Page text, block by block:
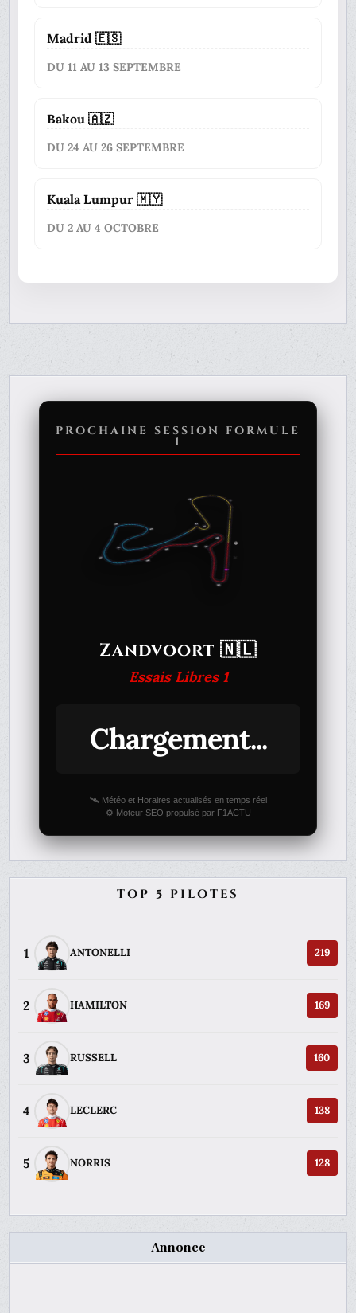
Madrid 🇪🇸
DU 11 AU 13 SEPTEMBRE
Bakou 🇦🇿
DU 24 AU 26 SEPTEMBRE
Kuala Lumpur 🇲🇾
DU 2 AU 4 OCTOBRE
PROCHAINE SESSION FORMULE
1
Zandvoort 🇳🇱
Essais Libres 1
Chargement...
🛰️ Météo et Horaires actualisés en temps réel
⚙️ Moteur SEO propulsé par F1ACTU
TOP 5 PILOTES
1 ANTONELLI 219
2 HAMILTON 169
3 RUSSELL 160
4 LECLERC 138
5 NORRIS 128
Annonce